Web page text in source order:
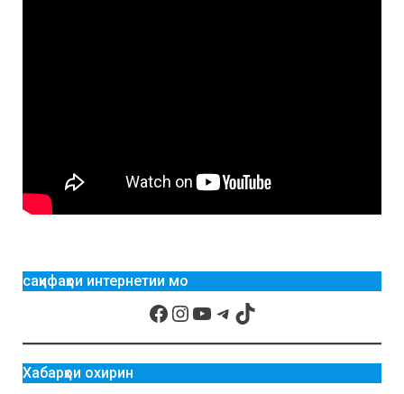
саҳифаҳои интернетии мо
Хабарҳои охирин